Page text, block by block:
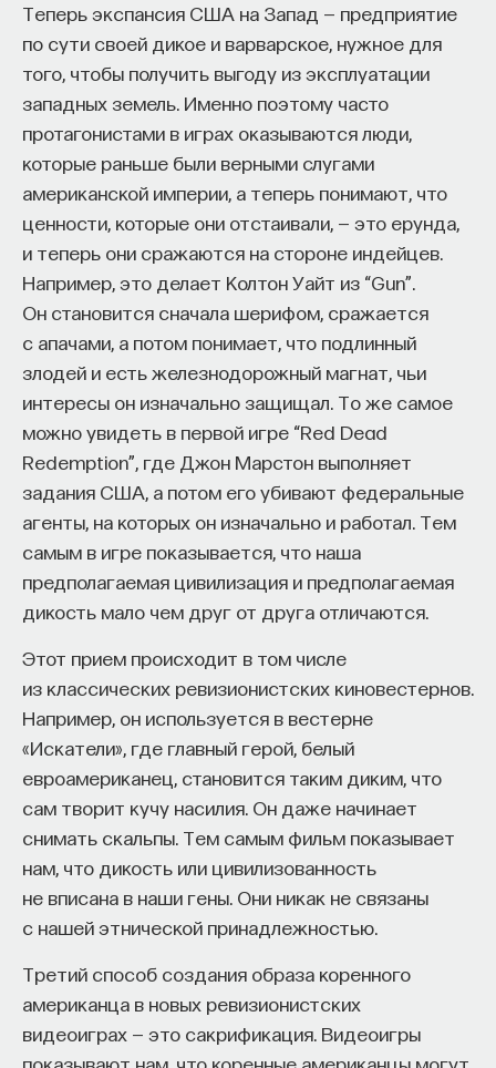
Теперь экспансия США на Запад — предприятие
по сути своей дикое и варварское, нужное для
того, чтобы получить выгоду из эксплуатации
западных земель. Именно поэтому часто
протагонистами в играх оказываются люди,
которые раньше были верными слугами
американской империи, а теперь понимают, что
ценности, которые они отстаивали, — это ерунда,
и теперь они сражаются на стороне индейцев.
Например, это делает Колтон Уайт из “Gun”.
Он становится сначала шерифом, сражается
с апачами, а потом понимает, что подлинный
злодей и есть железнодорожный магнат, чьи
интересы он изначально защищал. То же самое
можно увидеть в первой игре “Red Dead
Redemption”, где Джон Марстон выполняет
задания США, а потом его убивают федеральные
агенты, на которых он изначально и работал. Тем
самым в игре показывается, что наша
предполагаемая цивилизация и предполагаемая
дикость мало чем друг от друга отличаются.
Этот прием происходит в том числе
из классических ревизионистских киновестернов.
Например, он используется в вестерне
«Искатели», где главный герой, белый
евроамериканец, становится таким диким, что
сам творит кучу насилия. Он даже начинает
снимать скальпы. Тем самым фильм показывает
нам, что дикость или цивилизованность
не вписана в наши гены. Они никак не связаны
с нашей этнической принадлежностью.
Третий способ создания образа коренного
американца в новых ревизионистских
видеоиграх — это сакрификация. Видеоигры
показывают нам, что коренные американцы могут